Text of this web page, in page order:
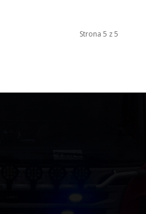
Strona 5 z 5